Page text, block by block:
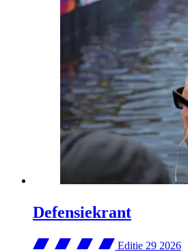
Defensiekrant
Editie 29 2026